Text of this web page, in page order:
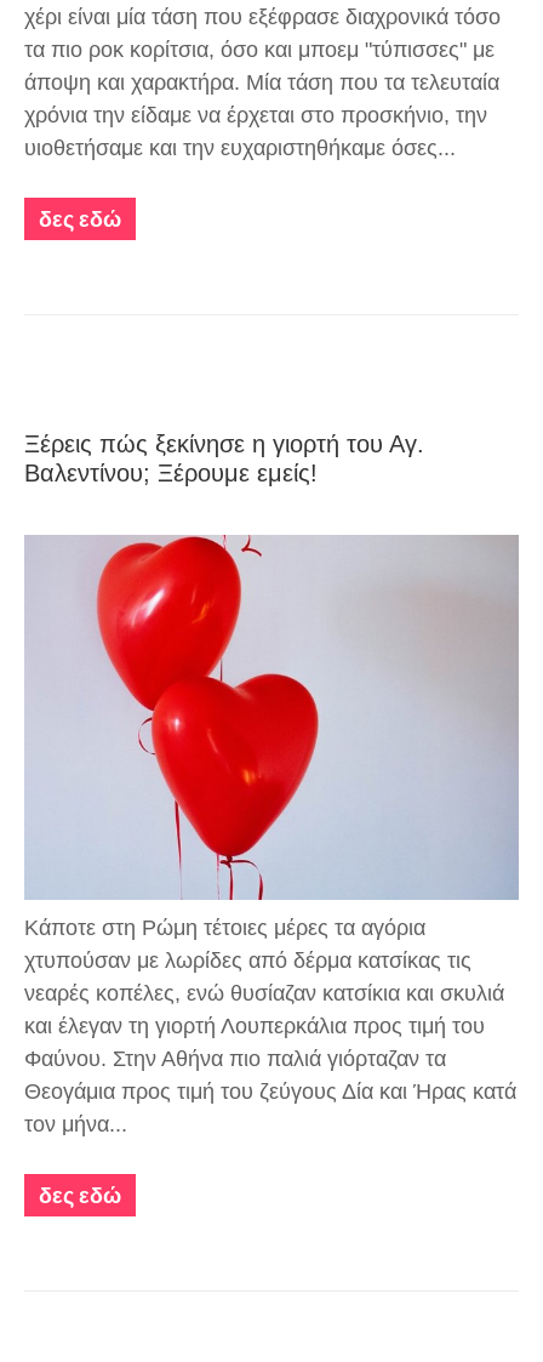
χέρι είναι μία τάση που εξέφρασε διαχρονικά τόσο
τα πιο ροκ κορίτσια, όσο και μποεμ "τύπισσες" με
άποψη και χαρακτήρα. Μία τάση που τα τελευταία
χρόνια την είδαμε να έρχεται στο προσκήνιο, την
υιοθετήσαμε και την ευχαριστηθήκαμε όσες...
δες εδώ
Ξέρεις πώς ξεκίνησε η γιορτή του Αγ.
Βαλεντίνου; Ξέρουμε εμείς!
Κάποτε στη Ρώμη τέτοιες μέρες τα αγόρια
χτυπούσαν με λωρίδες από δέρμα κατσίκας τις
νεαρές κοπέλες, ενώ θυσίαζαν κατσίκια και σκυλιά
και έλεγαν τη γιορτή Λουπερκάλια προς τιμή του
Φαύνου. Στην Αθήνα πιο παλιά γιόρταζαν τα
Θεογάμια προς τιμή του ζεύγους Δία και Ήρας κατά
τον μήνα...
δες εδώ